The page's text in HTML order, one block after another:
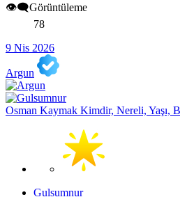
👁️‍🗨️Görüntüleme
78
9 Nis 2026
Argun
Osman Kaymak Kimdir, Nereli, Yaşı,
Gulsumnur